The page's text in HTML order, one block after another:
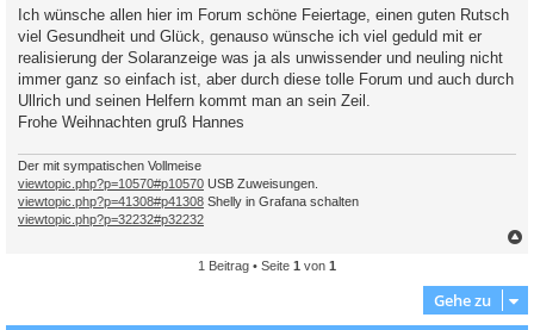
t
r
a
g
Ich wünsche allen hier im Forum schöne Feiertage, einen guten Rutsch
viel Gesundheit und Glück, genauso wünsche ich viel geduld mit er
realisierung der Solaranzeige was ja als unwissender und neuling nicht
immer ganz so einfach ist, aber durch diese tolle Forum und auch durch
Ullrich und seinen Helfern kommt man an sein Zeil.
Frohe Weihnachten gruß Hannes
Der mit sympatischen Vollmeise
viewtopic.php?p=10570#p10570 USB Zuweisungen.
viewtopic.php?p=41308#p41308 Shelly in Grafana schalten
viewtopic.php?p=32232#p32232
h
b
1 Beitrag • Seite 1 von 1
Gehe zu